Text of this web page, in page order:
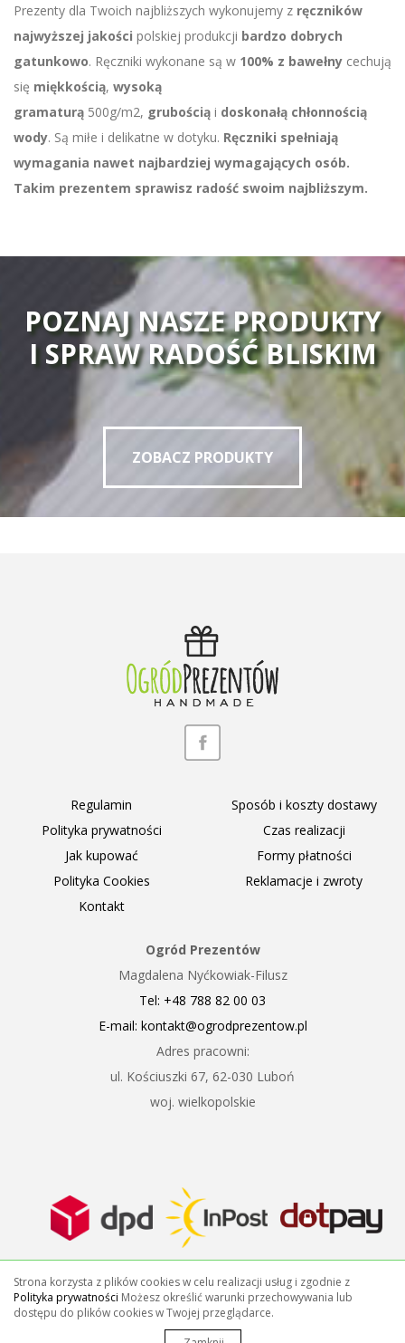
Prezenty dla Twoich najbliższych wykonujemy z ręczników
najwyższej jakości polskiej produkcji bardzo dobrych
gatunkowo. Ręczniki wykonane są w 100% z bawełny cechują
się miękkością, wysoką
gramaturą 500g/m2, grubością i doskonałą chłonnością
wody. Są miłe i delikatne w dotyku. Ręczniki spełniają
wymagania nawet najbardziej wymagających osób.
Takim prezentem sprawisz radość swoim najbliższym.
POZNAJ NASZE PRODUKTY
I SPRAW RADOŚĆ BLISKIM
ZOBACZ PRODUKTY
Regulamin
Polityka prywatności
Jak kupować
Polityka Cookies
Kontakt
Sposób i koszty dostawy
Czas realizacji
Formy płatności
Reklamacje i zwroty
Ogród Prezentów
Magdalena Nyćkowiak-Filusz
Tel: +48 788 82 00 03
E-mail: kontakt@ogrodprezentow.pl
Adres pracowni:
ul. Kościuszki 67, 62-030 Luboń
woj. wielkopolskie
©2018 OgrodPrezentow.pl . All rights reserved
Strona korzysta z plików cookies w celu realizacji usług i zgodnie z
Polityka prywatności Możesz określić warunki przechowywania lub
dostępu do plików cookies w Twojej przeglądarce.